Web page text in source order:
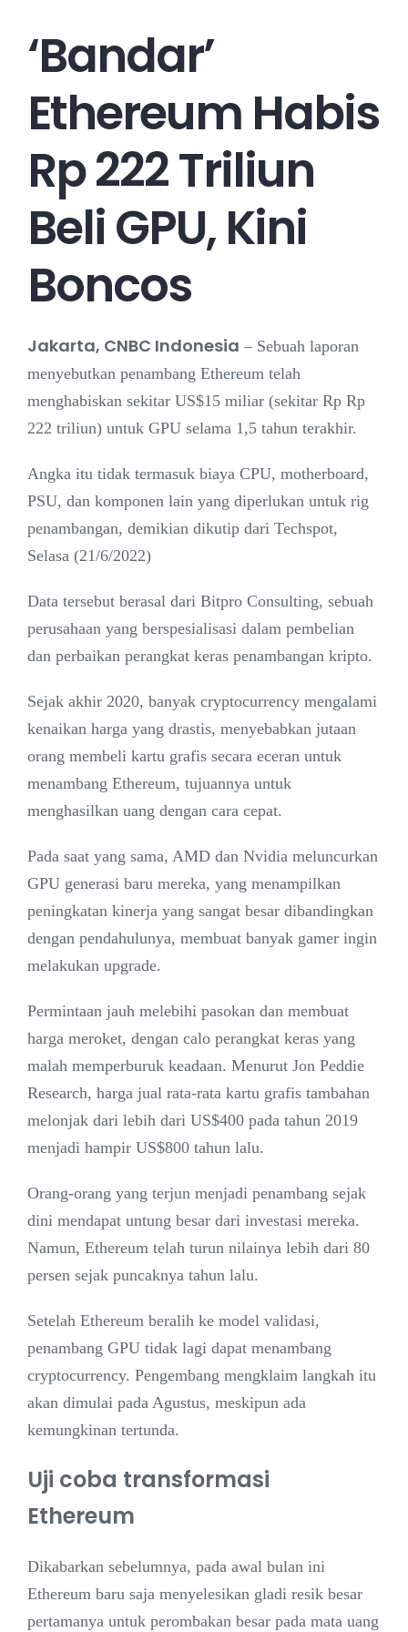
Contact
‘Bandar’
Ethereum Habis
Rp 222 Triliun
Beli GPU, Kini
Boncos
Jakarta, CNBC Indonesia – Sebuah laporan
menyebutkan penambang Ethereum telah
menghabiskan sekitar US$15 miliar (sekitar Rp Rp
222 triliun) untuk GPU selama 1,5 tahun terakhir.
Angka itu tidak termasuk biaya CPU, motherboard,
PSU, dan komponen lain yang diperlukan untuk rig
penambangan, demikian dikutip dari Techspot,
Selasa (21/6/2022)
Data tersebut berasal dari Bitpro Consulting, sebuah
perusahaan yang berspesialisasi dalam pembelian
dan perbaikan perangkat keras penambangan kripto.
Sejak akhir 2020, banyak cryptocurrency mengalami
kenaikan harga yang drastis, menyebabkan jutaan
orang membeli kartu grafis secara eceran untuk
menambang Ethereum, tujuannya untuk
menghasilkan uang dengan cara cepat.
Pada saat yang sama, AMD dan Nvidia meluncurkan
GPU generasi baru mereka, yang menampilkan
peningkatan kinerja yang sangat besar dibandingkan
dengan pendahulunya, membuat banyak gamer ingin
melakukan upgrade.
Permintaan jauh melebihi pasokan dan membuat
harga meroket, dengan calo perangkat keras yang
malah memperburuk keadaan. Menurut Jon Peddie
Research, harga jual rata-rata kartu grafis tambahan
melonjak dari lebih dari US$400 pada tahun 2019
menjadi hampir US$800 tahun lalu.
Orang-orang yang terjun menjadi penambang sejak
dini mendapat untung besar dari investasi mereka.
Namun, Ethereum telah turun nilainya lebih dari 80
persen sejak puncaknya tahun lalu.
Setelah Ethereum beralih ke model validasi,
penambang GPU tidak lagi dapat menambang
cryptocurrency. Pengembang mengklaim langkah itu
akan dimulai pada Agustus, meskipun ada
kemungkinan tertunda.
Uji coba transformasi
Ethereum
Dikabarkan sebelumnya, pada awal bulan ini
Ethereum baru saja menyelesikan gladi resik besar
pertamanya untuk perombakan besar pada mata uang